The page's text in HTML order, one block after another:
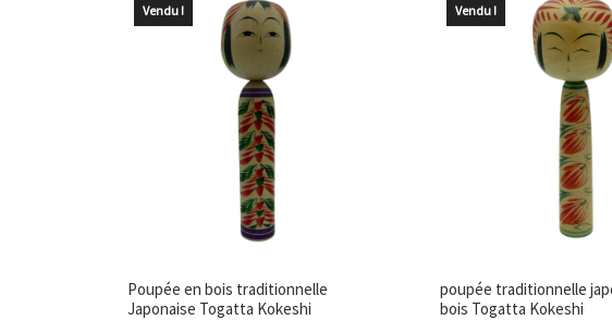
Vendu !
Poupée en bois traditionnelle
Japonaise Togatta Kokeshi
Vendu !
poupée traditionnelle
bois Togatta Kokeshi